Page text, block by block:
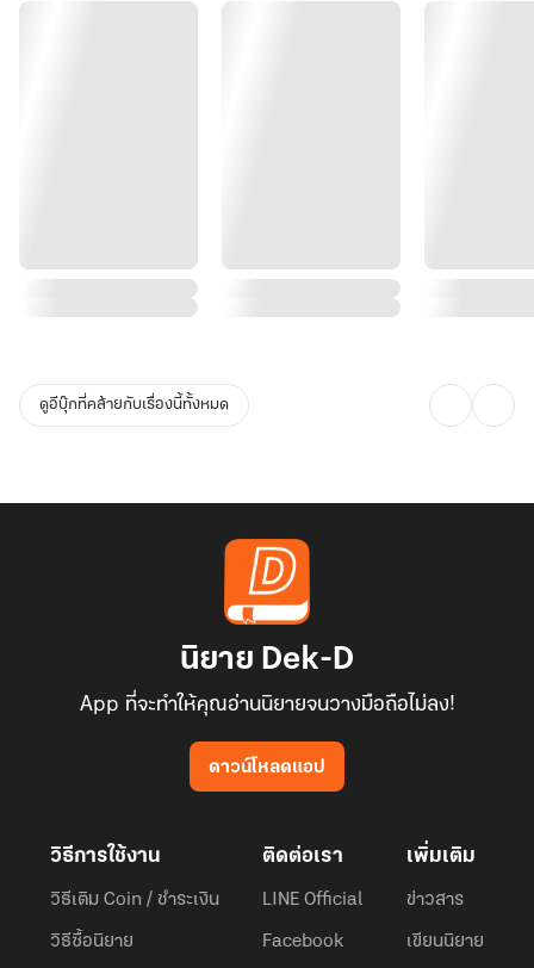
ดูอีบุ๊กที่คล้ายกับเรื่องนี้ทั้งหมด
นิยาย Dek-D
App ที่จะทำให้คุณอ่านนิยายจนวางมือถือไม่ลง!
ดาวน์โหลดแอป
วิธีการใช้งาน
วิธีเติม Coin / ชำระเงิน
วิธีซื้อนิยาย
ติดต่อเรา
LINE Official
Facebook
เพิ่มเติม
ข่าวสาร
เขียนนิยาย